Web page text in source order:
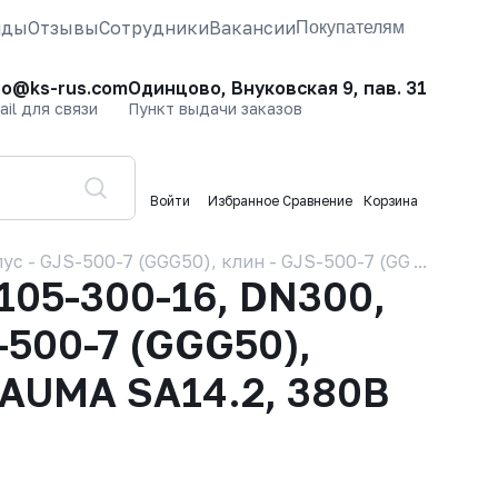
ОтзывыСотрудникиВакансииПокупателям
rus.com
для связи
Одинцово, Внуковская 9, пав. 31
Пункт выдачи заказов
Войти Избранное Сравнение Корзина
GJS-500-7 (GGG50), клин - GJS-500-7 (GGG50),
300-16, DN300,
7 (GGG50),
SA14.2, 380В